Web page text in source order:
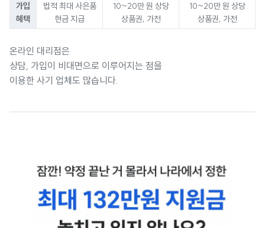
가입
혜택
법적 최대 사은품
현금 지급
10~20만 원 상당
상품권, 가전
10~20만 원 상당
상품권, 가전
온라인 대리점은
상담, 가입이 비대면으로 이루어지는 점을
이용한 사기 업체도 많습니다.